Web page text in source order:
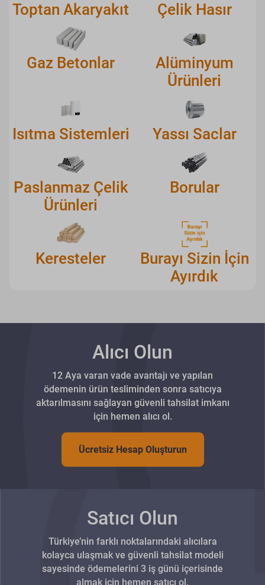
Toptan Akaryakıt Çelik Hasır
Gaz Betonlar
Alüminyum
Ürünleri
Isıtma Sistemleri Yassı Saclar
Paslanmaz Çelik
Ürünleri
Borular
Keresteler
Burayı Sizin İçin
Ayırdık
Alıcı Olun
12 Aya varan vade avantajı ve yapılan
ödemenin ürün tesliminden sonra satıcıya
aktarılmasını sağlayan güvenli tahsilat imkanı
için hemen alıcı ol.
Ücretsiz Hesap Oluşturun
Satıcı Olun
Türkiye’nin farklı noktalarındaki alıcılara
kolayca ulaşmak ve güvenli tahsilat modeli
sayesinde ödemelerini 3 iş günü içerisinde
almak için hemen satıcı ol.